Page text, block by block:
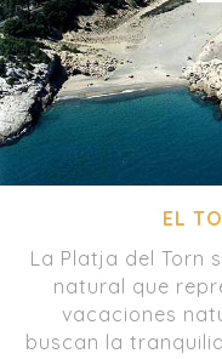
EL
La Platja del Torn
natural que
vacaciones
buscan la